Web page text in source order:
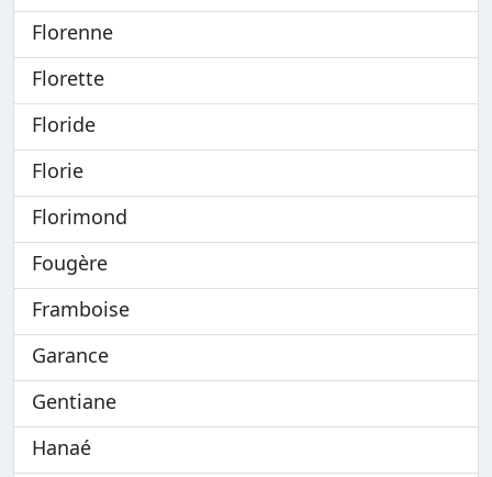
Florenne
Florette
Floride
Florie
Florimond
Fougère
Framboise
Garance
Gentiane
Hanaé